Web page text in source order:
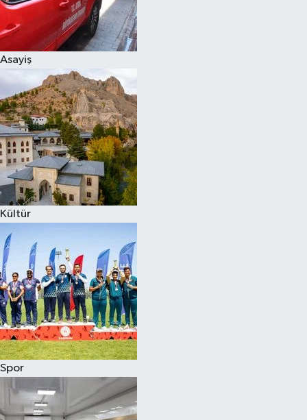
Asayiş
Kültür
Spor